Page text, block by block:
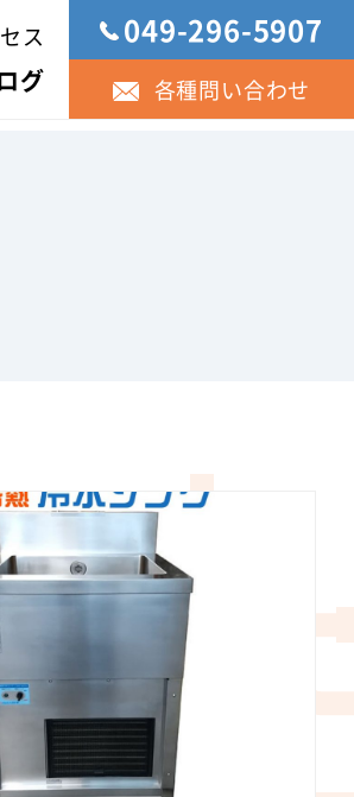
ス
グ
049-296-5907
各種問い合わせ